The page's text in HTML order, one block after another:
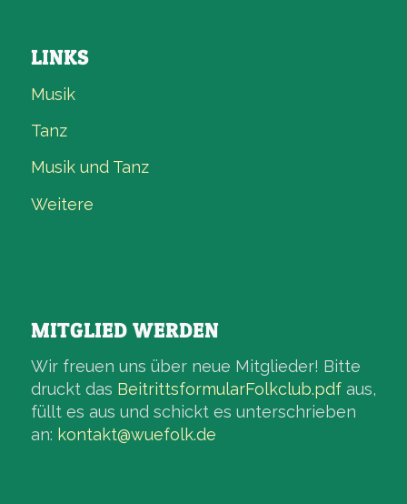
LINKS
Musik
Tanz
Musik und Tanz
Weitere
MITGLIED WERDEN
Wir freuen uns über neue Mitglieder! Bitte
druckt das BeitrittsformularFolkclub.pdfaus,
füllt es aus und schickt es unterschrieben
an: kontakt@wuefolk.de